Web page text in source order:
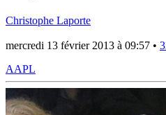
Christophe Laporte
mercredi 13 février 2013 à 09:57 •
AAPL